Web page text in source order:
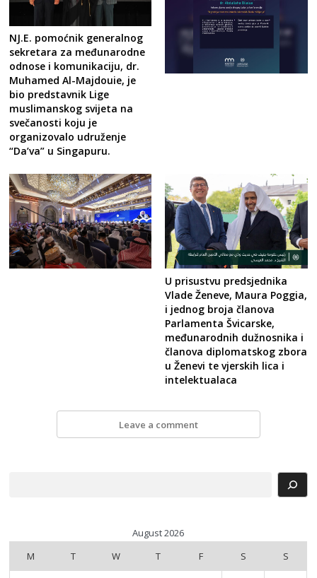
NJ.E. pomoćnik generalnog
sekretara za međunarodne
odnose i komunikaciju, dr.
Muhamed Al-Majdouie, je
bio predstavnik Lige
muslimanskog svijeta na
svečanosti koju je
organizovalo udruženje
“Da’va” u Singapuru.
U prisustvu predsjednika
Vlade Ženeve, Maura Poggia,
i jednog broja članova
Parlamenta Švicarske,
međunarodnih dužnosnika i
članova diplomatskog zbora
u Ženevi te vjerskih lica i
intelektualaca
Leave a comment
August 2026
M
T W T F S S